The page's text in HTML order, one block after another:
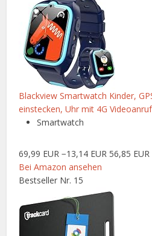
Blackview Smartwatch Kinder,
einstecken, Uhr mit 4G
Smartwatch
69,99 EUR −13,14 EUR 56,85 EUR
Bei Amazon ansehen
Bestseller Nr. 15